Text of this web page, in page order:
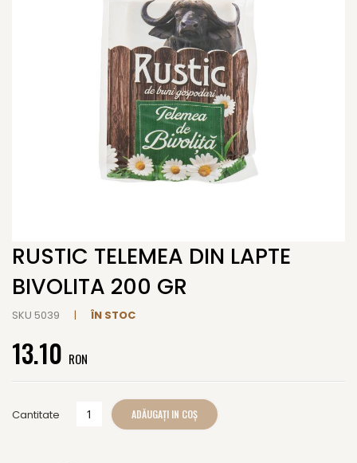
RUSTIC TELEMEA DIN LAPTE
BIVOLITA 200 GR
ÎN STOC
SKU 5039
13.10 RON
Cantitate ADĂUGAȚI IN COȘ
Skip
the
beginning
the